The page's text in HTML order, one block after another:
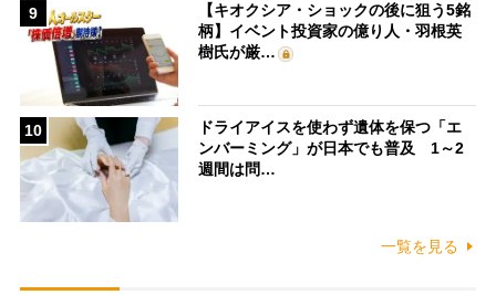
9
【キオクシア・ショックの後に狙う5銘
柄】イベント投資家の億り人・羽根英
樹氏が厳…
10
ドライアイスを使わず遺体を保つ「エ
ンバーミング」が日本でも普及 1～2
週間は問…
一覧を見る